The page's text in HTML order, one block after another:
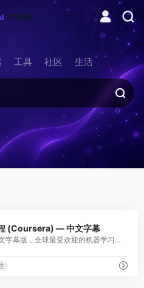
工具 社区 生活
(Coursera) — 中文字幕
吴恩达经典ML课程中文字幕版，全球最受欢迎的机器学习课程，系统讲解监督学习、神经网络等。免费旁听。